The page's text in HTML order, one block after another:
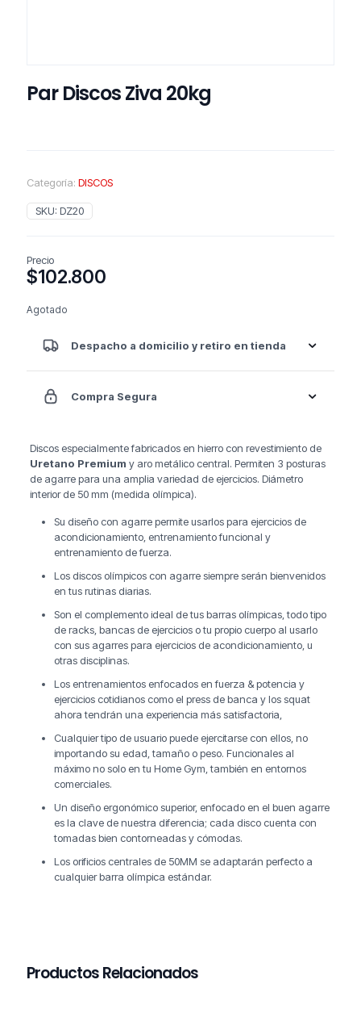
Par Discos Ziva 20kg
Categoría: DISCOS
SKU: DZ20
Precio
$102.800
Agotado
Despacho a domicilio y retiro en tienda
Compra Segura
Discos especialmente fabricados en hierro con revestimiento de
Uretano Premium y aro metálico central. Permiten 3 posturas
de agarre para una amplia variedad de ejercicios. Diámetro
interior de 50 mm (medida olímpica).
Su diseño con agarre permite usarlos para ejercicios de
acondicionamiento, entrenamiento funcional y
entrenamiento de fuerza.
Los discos olímpicos con agarre siempre serán bienvenidos
en tus rutinas diarias.
Son el complemento ideal de tus barras olímpicas, todo tipo
de racks, bancas de ejercicios o tu propio cuerpo al usarlo
con sus agarres para ejercicios de acondicionamiento, u
otras disciplinas.
Los entrenamientos enfocados en fuerza & potencia y
ejercicios cotidianos como el press de banca y los squat
ahora tendrán una experiencia más satisfactoria,
Cualquier tipo de usuario puede ejercitarse con ellos, no
importando su edad, tamaño o peso. Funcionales al
máximo no solo en tu Home Gym, también en entornos
comerciales.
Un diseño ergonómico superior, enfocado en el buen agarre
es la clave de nuestra diferencia; cada disco cuenta con
tomadas bien contorneadas y cómodas.
Los orificios centrales de 50MM se adaptarán perfecto a
cualquier barra olímpica estándar.
Productos Relacionados